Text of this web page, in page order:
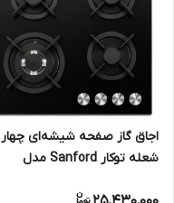
اجاق گاز صفحه شیشه‌ای چهار
شعله توکار Sanford مدل